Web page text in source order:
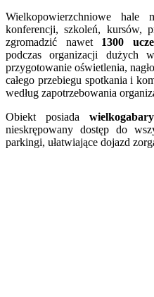
Wielkopowierzchniowe hale
konferencji, szkoleń, kursów,
zgromadzić nawet 1300
podczas organizacji dużych
przygotowanie oświetlenia,
całego przebiegu spotkania i
według zapotrzebowania
Obiekt posiada
nieskrępowany dostęp do
parkingi, ułatwiające dojazd